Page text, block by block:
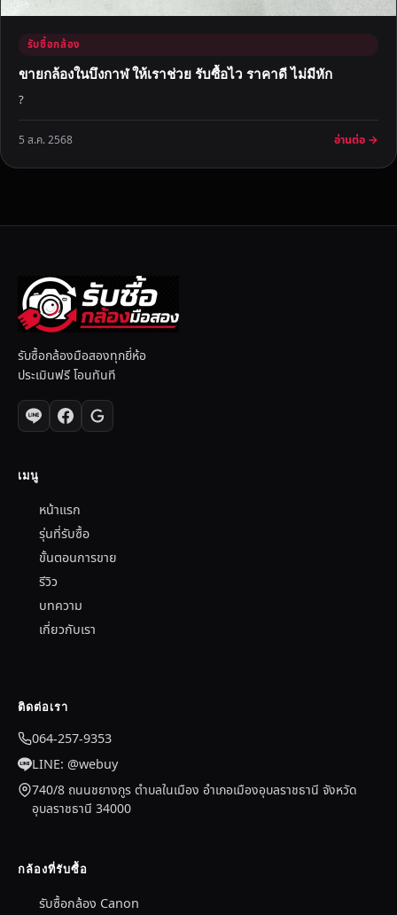
รับซื้อกล้อง
ขายกล้องในบึงกาฬ ให้เราช่วย รับซื้อไว ราคาดี ไม่มีหัก
?
5 ส.ค. 2568 อ่านต่อ →
รับซื้อกล้องมือสองทุกยี่ห้อ
ประเมินฟรี โอนทันที
เมนู
หน้าแรก
รุ่นที่รับซื้อ
ขั้นตอนการขาย
รีวิว
บทความ
เกี่ยวกับเรา
ติดต่อเรา
064-257-9353
LINE: @webuy
740/8 ถนนชยางกูร ตำบลในเมือง อำเภอเมืองอุบลราชธานี จังหวัด
อุบลราชธานี 34000
กล้องที่รับซื้อ
รับซื้อกล้อง Canon